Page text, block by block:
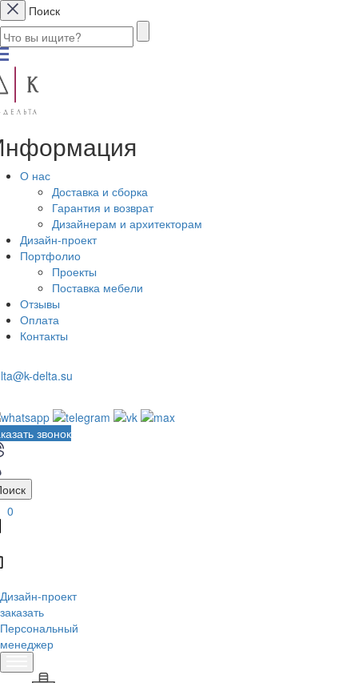
Поиск
О нас
Доставка и сборка
Гарантия и возврат
Дизайнерам и архитекторам
Дизайн-проект
Портфолио
Проекты
Поставка мебели
Отзывы
Оплата
Контакты
delta.su
звонок
0
Дизайн-проект
заказать
Персональный
менеджер